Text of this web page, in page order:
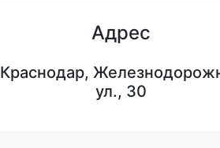
Адрес
Краснодар,
ул., 30